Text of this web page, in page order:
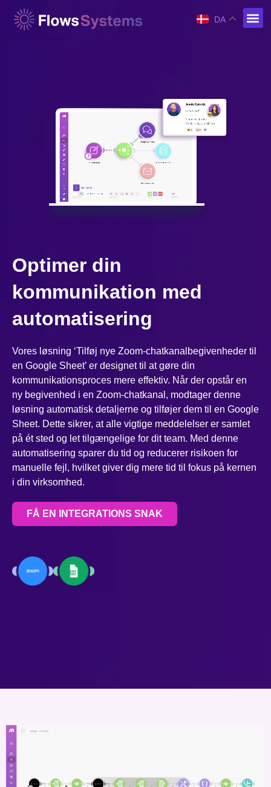
DA
Optimer din
kommunikation med
automatisering
Vores løsning ‘Tilføj nye Zoom-chatkanalbegivenheder til
en Google Sheet’ er designet til at gøre din
kommunikationsproces mere effektiv. Når der opstår en
ny begivenhed i en Zoom-chatkanal, modtager denne
løsning automatisk detaljerne og tilføjer dem til en Google
Sheet. Dette sikrer, at alle vigtige meddelelser er samlet
på ét sted og let tilgængelige for dit team. Med denne
automatisering sparer du tid og reducerer risikoen for
manuelle fejl, hvilket giver dig mere tid til fokus på kernen
i din virksomhed.
FÅ EN INTEGRATIONS SNAK